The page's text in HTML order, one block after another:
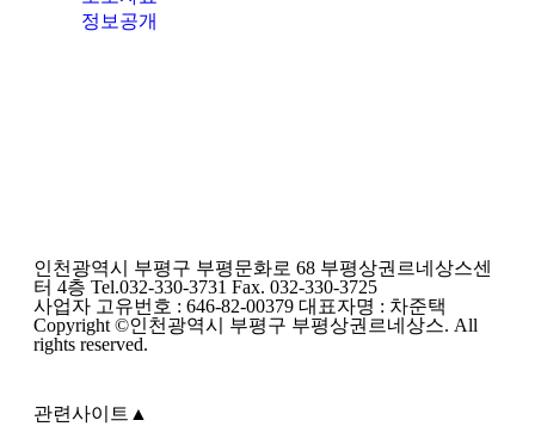
정보공개
인천광역시 부평구 부평문화로 68 부평상권르네상스센
터 4층 Tel.032-330-3731 Fax. 032-330-3725
사업자 고유번호 : 646-82-00379 대표자명 : 차준택
Copyright ©인천광역시 부평구 부평상권르네상스. All
rights reserved.
관련사이트 ▲